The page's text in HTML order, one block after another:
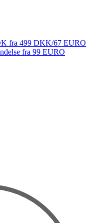
fra 499 DKK/67 EURO
fra 99 EURO